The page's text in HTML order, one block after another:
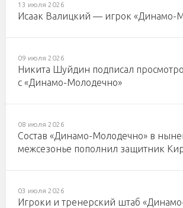
13 июля 2026
Исаак Валицкий — игрок «Динамо-
09 июля 2026
Никита Шуйдин подписал
с «Динамо-Молодечно»
08 июля 2026
Состав «Динамо-Молодечно» в
межсезонье пополнил защитник
03 июля 2026
Игроки и тренерский штаб